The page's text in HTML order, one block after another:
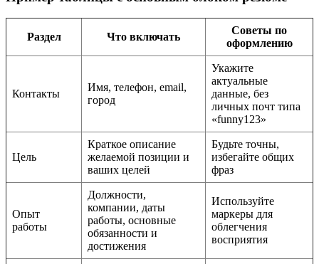
Раздел Что включать
Советы по
оформлению
Контакты
Имя, телефон, email,
город
Укажите
актуальные
данные, без
личных почт типа
«funny123»
Цель
Краткое описание
желаемой позиции и
ваших целей
Будьте точны,
избегайте общих
фраз
Опыт
работы
Должности,
компании, даты
работы, основные
обязанности и
достижения
Используйте
маркеры для
облегчения
восприятия